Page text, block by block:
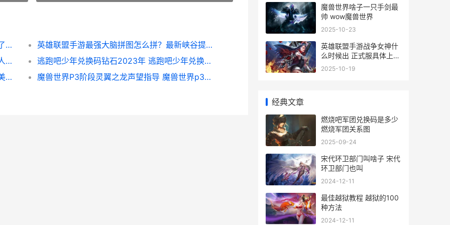
魔兽世界人物卡死如何办 魔兽世界人物卡住了怎么出来
英雄联盟手游最强大脑拼图怎么拼？最新峡谷提莫拼图完整图片分享[多图]
王者荣耀荣耀描述和实物差异巨大 王者荣耀人物描绘画
逃跑吧少年兑换码钻石2023年 逃跑吧少年兑换码2025年_1
魔兽世界美味风蛇图纸打啥子怪出 魔兽世界美味风蛇有什么属性
魔兽世界P3阶段灵翼之龙声望指导 魔兽世界p3阶段内容
魔兽世界啥子一只手剑最
帅 wow魔兽世界
2025-10-23
英雄联盟手游战争女神什
么时候出 正式服具体上线
时间介绍
2025-10-19
经典文章
燃烧吧军团兑换码是多少
燃烧军团关系图
2025-09-24
宋代环卫部门叫啥子 宋代
环卫部门也叫
2024-12-11
最佳越狱教程 越狱的100
种方法
2024-12-11